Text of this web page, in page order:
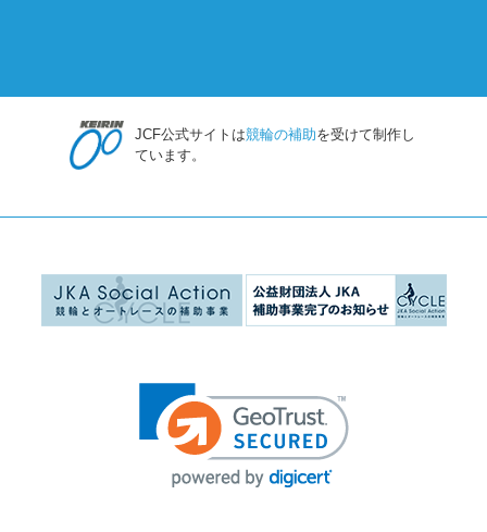
JCF公式サイトは競輪の補助を受けて制作し
ています。